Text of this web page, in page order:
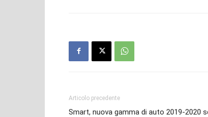
Articolo precedente
Smart, nuova gamma di auto 2019-2020